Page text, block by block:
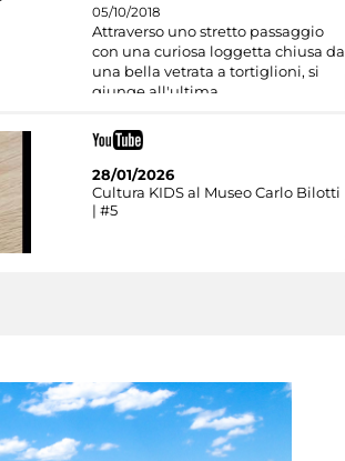
05/10/2018
Attraverso uno stretto passaggio
con una curiosa loggetta chiusa da
una bella vetrata a tortiglioni, si
giunge all'ultima
28/01/2026
Cultura KIDS al Museo Carlo Bilotti
| #5